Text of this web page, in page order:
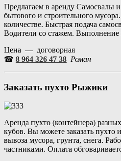
Предлагаем в аренду Самосвалы
бытового и строительного
количестве. Быстрая подача
Водители со стажем. Выполнение
Цена — договорная
☎ 8 964 326 47 38 Роман
Заказать пухто Рыжики
Аренда пухто (контейнера)
кубов. Вы можете заказать пухто
вывоза мусора, грунта, снега.
частниками. Оплата